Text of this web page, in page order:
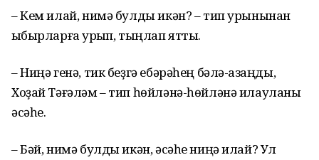
– Кем илай, нимә булды икән? – тип урынынан
ҡыбырларға ҡурҡып, тыңлап ятты.
– Ниңә генә, тик беҙгә ебәрәһең бәлә-ҡазаңды,
Хоҙай Тәғәләм – тип һөйләнә-һөйләнә илауланы
әсәһе.
– Бәй, нимә булды икән, әсәһе ниңә илай? Ул